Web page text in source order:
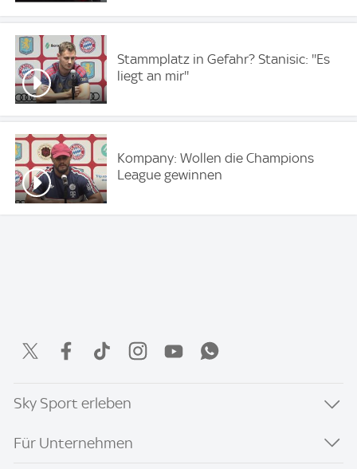
Stammplatz in Gefahr? Stanisic: ''Es
liegt an mir''
Kompany: Wollen die Champions
League gewinnen
Sky Sport erleben
Für Unternehmen